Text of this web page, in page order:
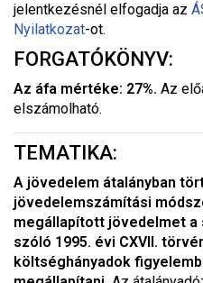
jelentkezésnél elfogadja az
Nyilatkozat-ot.
FORGATÓKÖNYV:
Az áfa mértéke: 27%. Az
elszámolható.
TEMATIKA:
A jövedelem átalányban
jövedelemszámítási
megállapított jövedelmet
szóló 1995. évi CXVII.
költséghányadok